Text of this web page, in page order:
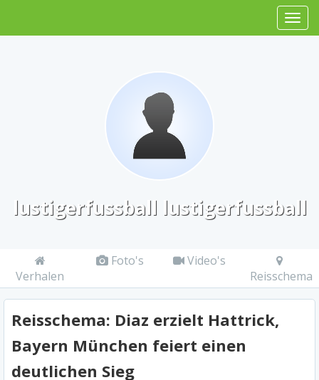
lustigerfussball lustigerfussball
Verhalen
Foto's
Video's
Reisschema
Reisschema: Diaz erzielt Hattrick,
Bayern München feiert einen
deutlichen Sieg